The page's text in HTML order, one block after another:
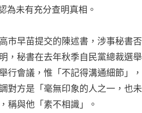
為未有充分查明真相。
市早苗提交的陳述書，涉事秘書
，秘書在去年秋季自民黨總裁選
行會議，惟「不記得溝通細節」
對方是「毫無印象的人之一，也
稱與他「素不相識」。